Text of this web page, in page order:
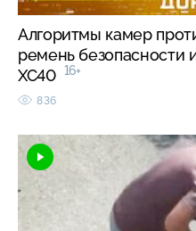
Алгоритмы камер
ремень безопасности
XC40 16+
836